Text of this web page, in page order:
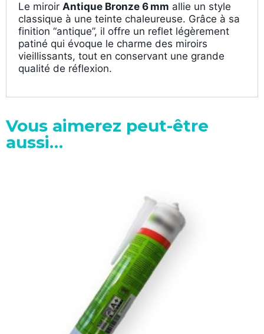
Le miroir Antique Bronze 6 mm allie un style
classique à une teinte chaleureuse. Grâce à sa
finition “antique”, il offre un reflet légèrement
patiné qui évoque le charme des miroirs
vieillissants, tout en conservant une grande
qualité de réflexion.
Vous aimerez peut-être
aussi…